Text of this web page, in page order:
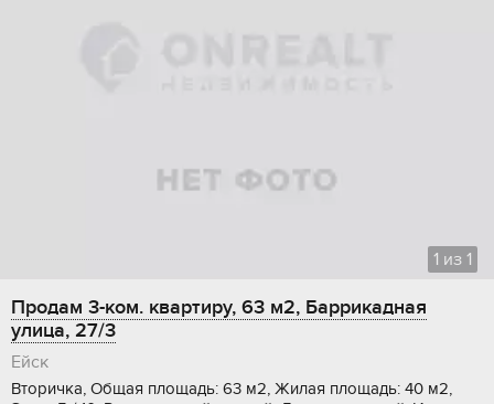
1 из 1
Продам 3-ком. квартиру, 63 м2, Баррикадная
улица, 27/3
Ейск
Вторичка, Общая площадь: 63 м2, Жилая площадь: 40 м2,